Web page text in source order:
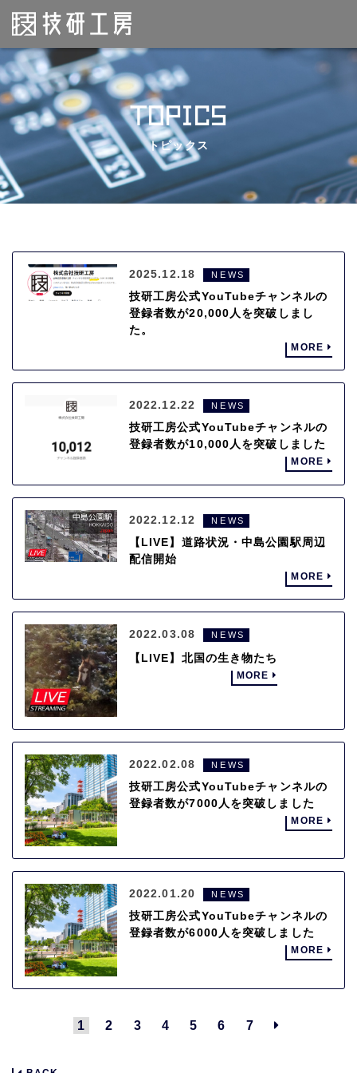
TOPICS
トピックス
2025.12.18 NEWS
技研工房公式YouTubeチャンネルの
登録者数が20,000人を突破しまし
た。
MORE
2022.12.22 NEWS
技研工房公式YouTubeチャンネルの
登録者数が10,000人を突破しました
MORE
2022.12.12 NEWS
【LIVE】道路状況・中島公園駅周辺
配信開始
MORE
2022.03.08 NEWS
【LIVE】北国の生き物たち
MORE
2022.02.08 NEWS
技研工房公式YouTubeチャンネルの
登録者数が7000人を突破しました
MORE
2022.01.20 NEWS
技研工房公式YouTubeチャンネルの
登録者数が6000人を突破しました
MORE
1 2 3 4 5 6 7